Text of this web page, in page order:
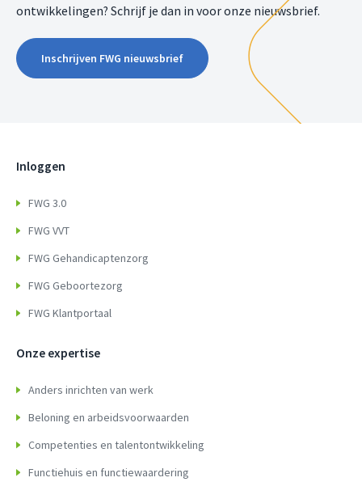
ontwikkelingen? Schrijf je dan in voor onze nieuwsbrief.
Inschrijven FWG nieuwsbrief
Inloggen
FWG 3.0
FWG VVT
FWG Gehandicaptenzorg
FWG Geboortezorg
FWG Klantportaal
Onze expertise
Anders inrichten van werk
Beloning en arbeidsvoorwaarden
Competenties en talentontwikkeling
Functiehuis en functiewaardering